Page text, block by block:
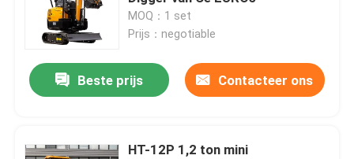
Over ons
Fabrieksreis
MOQ：1 set
Prijs：negotiable
Beste prijs Contacteer ons
HT-12P 1,2 ton mini